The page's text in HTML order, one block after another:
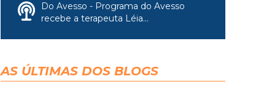
Do Avesso - Programa do Avesso
recebe a terapeuta Léia...
AS ÚLTIMAS DOS BLOGS